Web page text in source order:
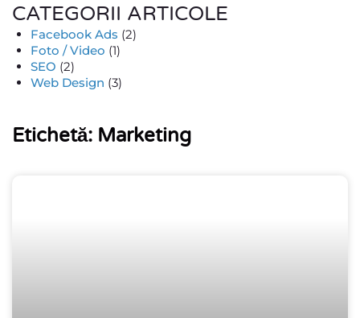
CATEGORII ARTICOLE
Facebook Ads (2)
Foto / Video (1)
SEO (2)
Web Design (3)
Etichetă: Marketing